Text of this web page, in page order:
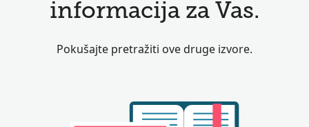
informacija za Vas.
Pokušajte pretražiti ove druge izvore.